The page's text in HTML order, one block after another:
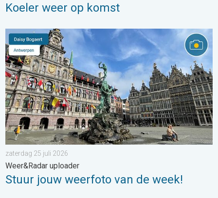
Koeler weer op komst
Stuur jouw weerfoto van de week!. Weer&Radar uploader. . .
zaterdag 25 juli 2026
Weer&Radar uploader
Stuur jouw weerfoto van de week!